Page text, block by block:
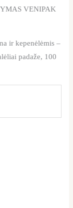
VENIPAK
ir kepenėlėmis –
padaže, 100